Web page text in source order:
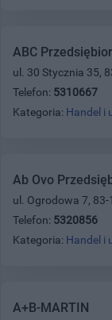
ABC
ul. 30 Stycznia 35,
Telefon: 5310667
Kategoria: Handel i
Ab Ovo
ul. Ogrodowa 7, 83-
Telefon: 5320856
Kategoria: Handel i
A+B-MARTIN